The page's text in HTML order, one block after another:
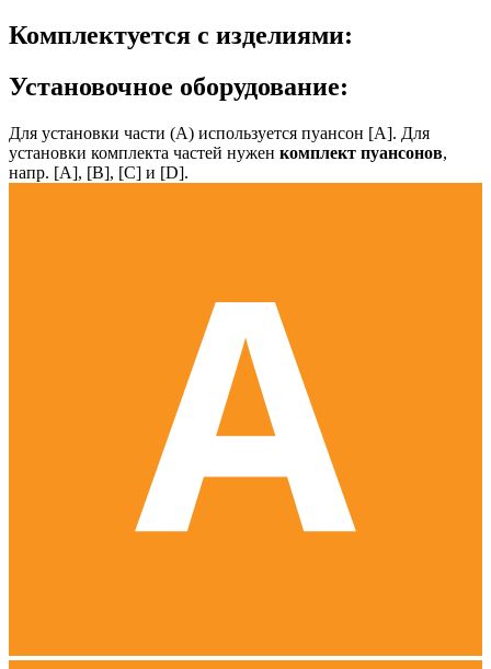
Комплектуется с изделиями:
Установочное оборудование:
Для установки части (А) используется пуансон [А]. Для
установки комплекта частей нужен комплект пуансонов,
напр. [А], [B], [С] и [D].